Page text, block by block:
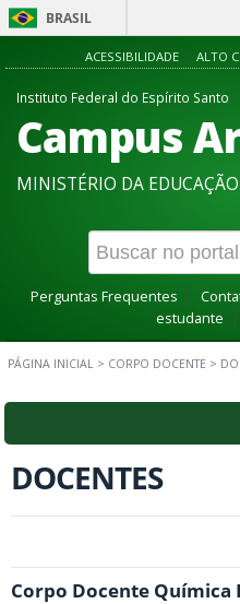
BRASIL
ACESSIBILIDADE ALTO
Instituto Federal do Espírito Santo
Campus
MINISTÉRIO DA EDUCAÇÃO
Perguntas Frequentes
estudante
PÁGINA INICIAL > CORPO DOCENTE >
DOCENTES
Corpo Docente